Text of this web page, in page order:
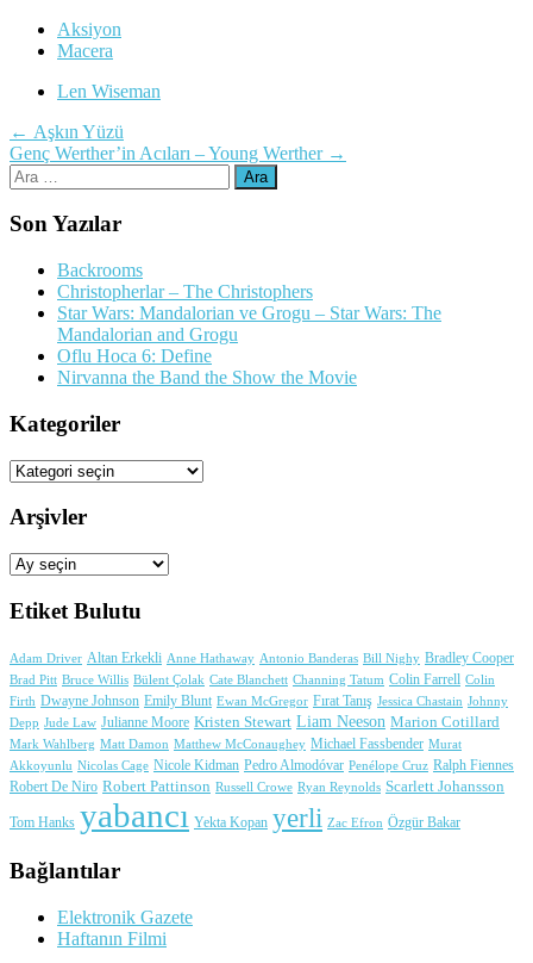
Aksiyon
Macera
Len Wiseman
Yazı
dolaşımı
← Aşkın Yüzü
Genç Werther’in Acıları – Young Werther →
Arama:
Son Yazılar
Backrooms
Christopherlar – The Christophers
Star Wars: Mandalorian ve Grogu – Star Wars: The
Mandalorian and Grogu
Oflu Hoca 6: Define
Nirvanna the Band the Show the Movie
Kategoriler
Kategoriler
Arşivler
Arşivler
Etiket Bulutu
Adam Driver Altan Erkekli Anne Hathaway Antonio Banderas Bill Nighy Bradley Cooper
Brad Pitt Bruce Willis Bülent Çolak Cate Blanchett Channing Tatum Colin Farrell Colin
Firth Dwayne Johnson Emily Blunt Ewan McGregor Fırat Tanış Jessica Chastain Johnny
Depp Jude Law Julianne Moore Kristen Stewart Liam Neeson Marion Cotillard
Mark Wahlberg Matt Damon Matthew McConaughey Michael Fassbender Murat
Akkoyunlu Nicolas Cage Nicole Kidman Pedro Almodóvar Penélope Cruz Ralph Fiennes
Robert De Niro Robert Pattinson Russell Crowe Ryan Reynolds Scarlett Johansson
Tom Hanks yabancı Yekta Kopan yerli Zac Efron Özgür Bakar
Bağlantılar
Elektronik Gazete
Haftanın Filmi